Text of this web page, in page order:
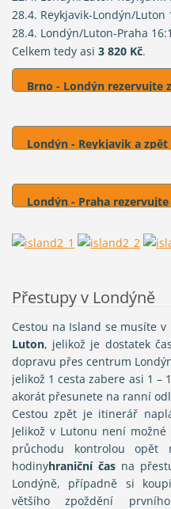
28.4. Reykjavik-Londýn/Luton
28.4. Londýn/Luton-Praha
Celkem tedy asi 3 820 Kč.
Brno - Londýn rezervujte
Londýn - Reykjavik a
Londýn - Praha rezervujte
Přestupy v Londýně
Cestou na Island se musíte
Luton, jelikož je dostatek
dopravu přes centrum
jelikož 1 cesta zabere asi 1
akorát přesunete na ranní
Cestou zpět je itinerář
Jelikož v Lutonu není
průchodu kontrolou
hodinyhraniční čas na
Londýně, případně si
většího zpoždění